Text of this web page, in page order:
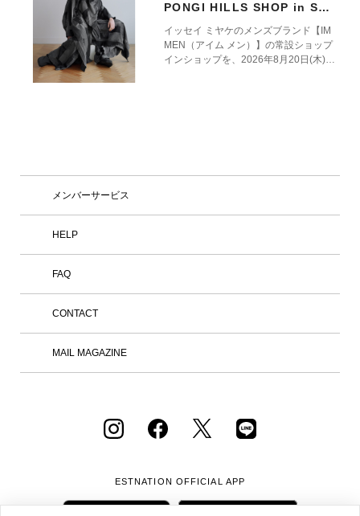
PONGI HILLS SHOP in SHO
イッセイ ミヤケのメンズブランド【IM
MEN（アイム メン）】の常設ショップ
インショップを、2026年8月20日(木)に
タートしたIM MEN（アイム メン）は、
りの可能性を追求しています。 ブラン
った、人間の創造性と感性から生まれる
み出される。そんな精神を引き継いでい
議論を重ねながら実験的なプロセスを共
有し、技術とデザイン、クリエイション
0-2 六本木ヒルズ ヒルサイド けやき坂
0:00 オープン日：2026年8月20日
メンバーサービス
HELP
FAQ
CONTACT
MAIL MAGAZINE
ESTNATION OFFICIAL APP